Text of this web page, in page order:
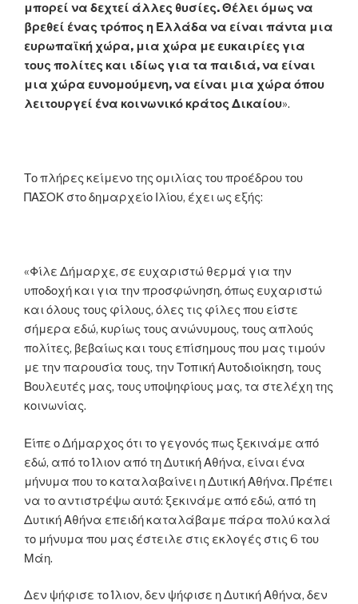
μπορεί να δεχτεί άλλες θυσίες. Θέλει όμως να
βρεθεί ένας τρόπος η Ελλάδα να είναι πάντα μια
ευρωπαϊκή χώρα, μια χώρα με ευκαιρίες για
τους πολίτες και ιδίως για τα παιδιά, να είναι
μια χώρα ευνομούμενη, να είναι μια χώρα όπου
λειτουργεί ένα κοινωνικό κράτος Δικαίου».
Το πλήρες κείμενο της ομιλίας του προέδρου του
ΠΑΣΟΚ στο δημαρχείο Ιλίου, έχει ως εξής:
«Φίλε Δήμαρχε, σε ευχαριστώ θερμά για την
υποδοχή και για την προσφώνηση, όπως ευχαριστώ
και όλους τους φίλους, όλες τις φίλες που είστε
σήμερα εδώ, κυρίως τους ανώνυμους, τους απλούς
πολίτες, βεβαίως και τους επίσημους που μας τιμούν
με την παρουσία τους, την Τοπική Αυτοδιοίκηση, τους
Βουλευτές μας, τους υποψηφίους μας, τα στελέχη της
κοινωνίας.
Είπε ο Δήμαρχος ότι το γεγονός πως ξεκινάμε από
εδώ, από το Ίλιον από τη Δυτική Αθήνα, είναι ένα
μήνυμα που το καταλαβαίνει η Δυτική Αθήνα. Πρέπει
να το αντιστρέψω αυτό: ξεκινάμε από εδώ, από τη
Δυτική Αθήνα επειδή καταλάβαμε πάρα πολύ καλά
το μήνυμα που μας έστειλε στις εκλογές στις 6 του
Μάη.
Δεν ψήφισε το Ίλιον, δεν ψήφισε η Δυτική Αθήνα, δεν